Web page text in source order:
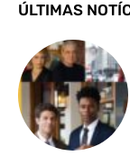
ÚLTIMAS